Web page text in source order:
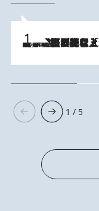
2026.8.5
【なぜ吉沢亮は「気配を消せる」のか？】興行収入208億の『国宝』を経て挑むミュージカル『ディア・エヴァン・ハンセン』。トップ俳優が舞台上でさらけ出した“孤独”とは
1 / 5